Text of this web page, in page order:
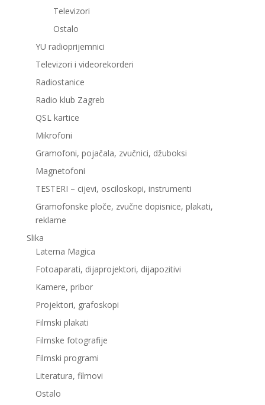
Televizori
Ostalo
YU radioprijemnici
Televizori i videorekorderi
Radiostanice
Radio klub Zagreb
QSL kartice
Mikrofoni
Gramofoni, pojačala, zvučnici, džuboksi
Magnetofoni
TESTERI – cijevi, osciloskopi, instrumenti
Gramofonske ploče, zvučne dopisnice, plakati,
reklame
Slika
Laterna Magica
Fotoaparati, dijaprojektori, dijapozitivi
Kamere, pribor
Projektori, grafoskopi
Filmski plakati
Filmske fotografije
Filmski programi
Literatura, filmovi
Ostalo